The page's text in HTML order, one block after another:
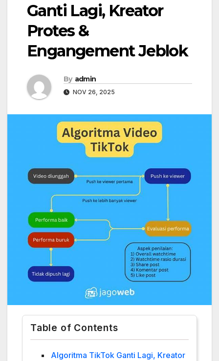
Ganti Lagi, Kreator
Protes &
Engangement Jeblok
By admin
NOV 26, 2025
Table of Contents
Algoritma TikTok Ganti Lagi, Kreator